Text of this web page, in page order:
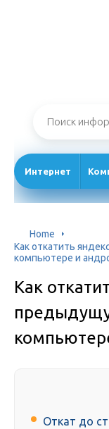
Интернет
Home
Как откатить
компьютере и
Как
Откат до